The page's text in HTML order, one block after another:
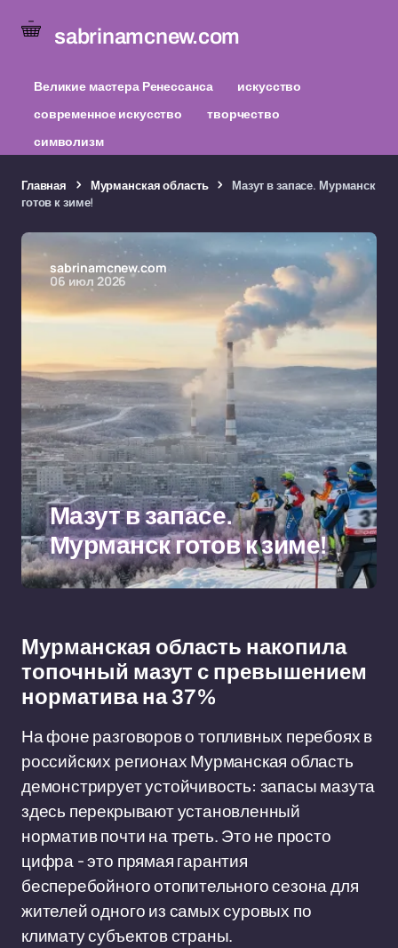
sabrinamcnew.com
Великие мастера Ренессанса
искусство
современное искусство
творчество
символизм
Главная Мурманская область
Мазут в запасе. Мурманск
готов к зиме!
sabrinamcnew.com
06 июл 2026
Мазут в запасе.
Мурманск готов к зиме!
Мурманская область накопила
топочный мазут с превышением
норматива на 37%
На фоне разговоров о топливных перебоях в
российских регионах Мурманская область
демонстрирует устойчивость: запасы мазута
здесь перекрывают установленный
норматив почти на треть. Это не просто
цифра - это прямая гарантия
бесперебойного отопительного сезона для
жителей одного из самых суровых по
климату субъектов страны.